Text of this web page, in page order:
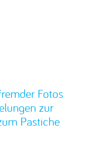
Fotos
zur
Pastiche